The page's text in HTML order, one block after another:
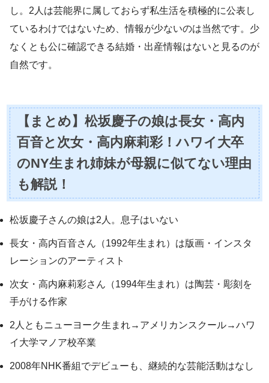
し。2人は芸能界に属しておらず私生活を積極的に公表し
ているわけではないため、情報が少ないのは当然です。少
なくとも公に確認できる結婚・出産情報はないと見るのが
自然です。
【まとめ】松坂慶子の娘は長女・高内
百音と次女・高内麻莉彩！ハワイ大卒
のNY生まれ姉妹が母親に似てない理由
も解説！
松坂慶子さんの娘は2人。息子はいない
長女・高内百音さん（1992年生まれ）は版画・インスタ
レーションのアーティスト
次女・高内麻莉彩さん（1994年生まれ）は陶芸・彫刻を
手がける作家
2人ともニューヨーク生まれ→アメリカンスクール→ハワ
イ大学マノア校卒業
2008年NHK番組でデビューも、継続的な芸能活動はなし